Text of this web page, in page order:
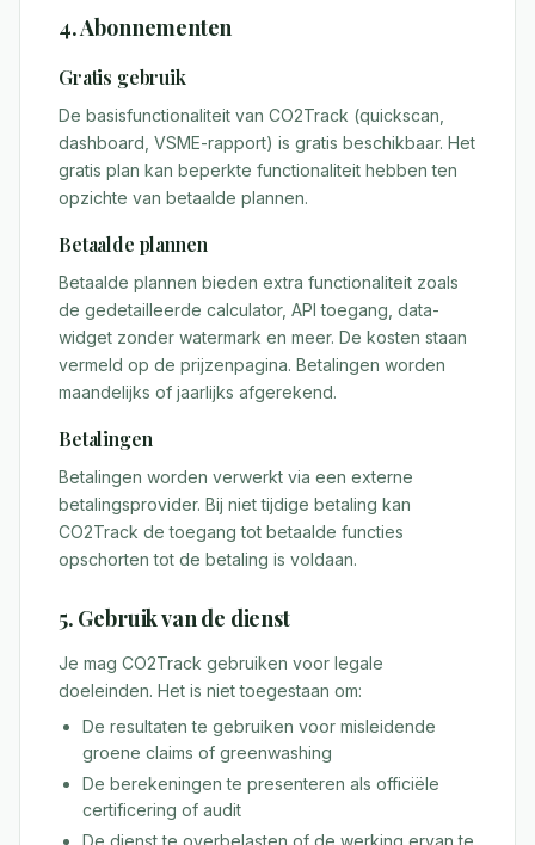
4. Abonnementen
Gratis gebruik
De basisfunctionaliteit van CO2Track (quickscan,
dashboard, VSME-rapport) is gratis beschikbaar. Het
gratis plan kan beperkte functionaliteit hebben ten
opzichte van betaalde plannen.
Betaalde plannen
Betaalde plannen bieden extra functionaliteit zoals
de gedetailleerde calculator, API toegang, data-
widget zonder watermark en meer. De kosten staan
vermeld op de prijzenpagina. Betalingen worden
maandelijks of jaarlijks afgerekend.
Betalingen
Betalingen worden verwerkt via een externe
betalingsprovider. Bij niet tijdige betaling kan
CO2Track de toegang tot betaalde functies
opschorten tot de betaling is voldaan.
5. Gebruik van de dienst
Je mag CO2Track gebruiken voor legale
doeleinden. Het is niet toegestaan om:
De resultaten te gebruiken voor misleidende
groene claims of greenwashing
De berekeningen te presenteren als officiële
certificering of audit
De dienst te overbelasten of de werking ervan te